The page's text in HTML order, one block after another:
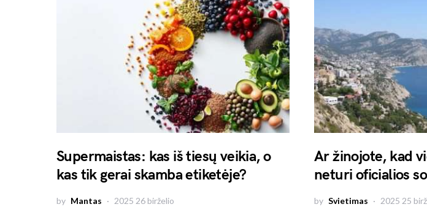
Supermaistas: kas iš tiesų veikia, o
kas tik gerai skamba etiketėje?
by Mantas 2025 26 birželio
Ar žinojote, kad
neturi oficialios
by Svietimas 2025 25